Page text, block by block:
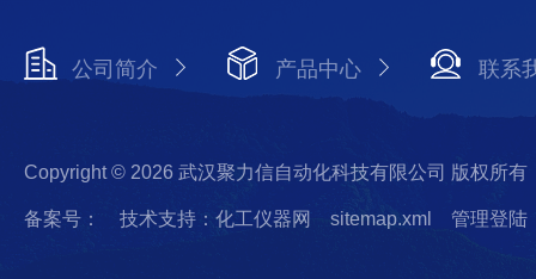
公司简介 产品中心 联系
Copyright © 2026 武汉聚力信自动化科技有限公司 版权所有
备案号： 技术支持：化工仪器网 sitemap.xml 管理登陆